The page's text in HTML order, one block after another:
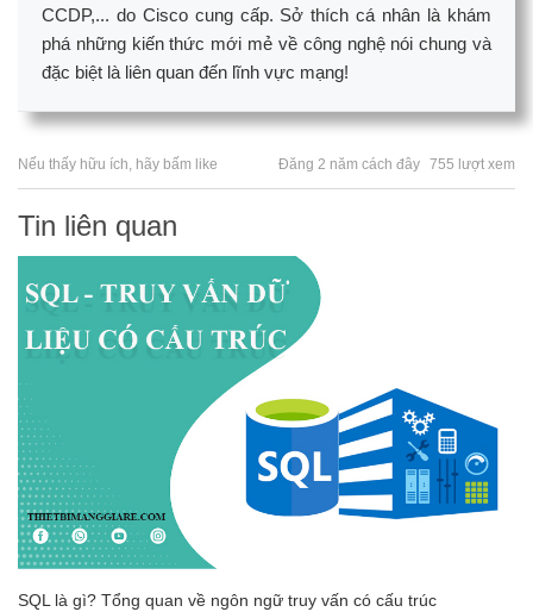
CCDP,... do Cisco cung cấp. Sở thích cá nhân là khám
phá những kiến thức mới mẻ về công nghệ nói chung và
đặc biệt là liên quan đến lĩnh vực mạng!
Nếu thấy hữu ích, hãy bấm like Đăng 2 năm cách đây 755 lượt xem
Tin liên quan
SQL là gì? Tổng quan về ngôn ngữ truy vấn có cấu trúc